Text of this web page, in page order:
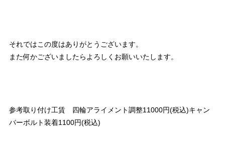
それではこの度はありがとうございます。
また何かございましたらよろしくお願いいたします。
参考取り付け工賃 四輪アライメント調整11000円(税込)キャン
バーボルト装着1100円(税込)